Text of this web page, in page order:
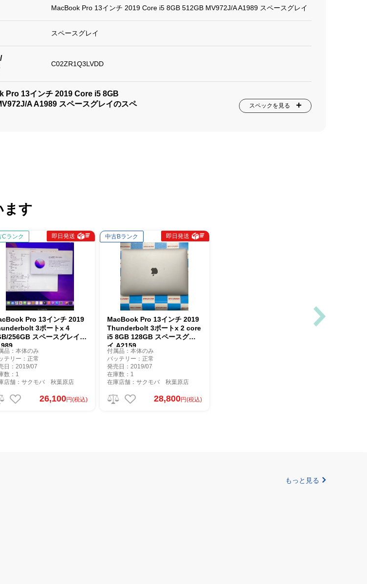
MacBook Pro 13インチ 2019 Core i5 8GB 512GB MV972J/A A1989 スペースグレイ
スペースグレイ
C02ZR1Q3LVDD
Pro 13インチ 2019 Core i5 8GB
A A1989 スペースグレイのスペ
スペックを見る
ます
Cランク 即日発送
Pro 13インチ 2019
3ポートx 4
256GB スペースグレイ
品：本体のみ
テリー：正常
日：2019/07
数：1
店舗：サクモバ 秋葉原店
26,100円(税込)
中古Bランク 即日発送
MacBook Pro 13インチ 2019
Thunderbolt 3ポートx 2 core
i5 8GB 128GB スペースグレ
イ A2159
付属品：本体のみ
バッテリー：正常
発売日：2019/07
在庫数：1
在庫店舗：サクモバ 秋葉原店
28,800円(税込)
もっと見る